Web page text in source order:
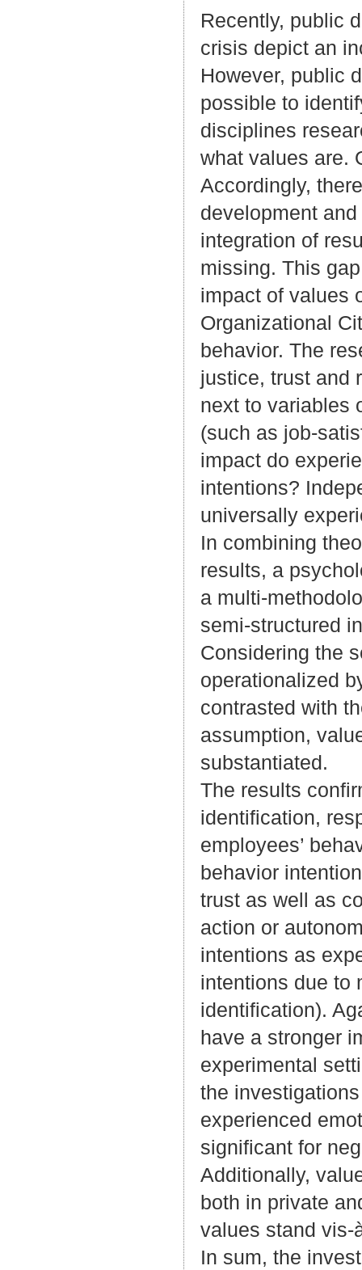
Recently, public
crisis depict an
However, public
possible to
disciplines
what values are.
Accordingly,
development
integration of
missing. This
impact of values
Organizational
behavior. The
justice, trust and
next to variables
(such as job-
impact do
intentions?
universally
In combining
results, a
a multi-
semi-structured
Considering the
operationalized
contrasted with
assumption,
substantiated.
The results
identification,
employees’
behavior
trust as well as
action or
intentions as
intentions due to
identification).
have a stronger
experimental
the
experienced
significant for
Additionally,
both in private
values stand vis-
In sum, the